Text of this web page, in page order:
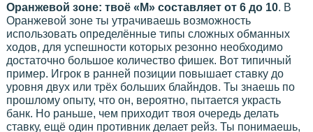
Оранжевой зоне: твоё «М» составляет от 6 до 10. В
Оранжевой зоне ты утрачиваешь возможность
использовать определённые типы сложных обманных
ходов, для успешности которых резонно необходимо
достаточно большое количество фишек. Вот типичный
пример. Игрок в ранней позиции повышает ставку до
уровня двух или трёх больших блайндов. Ты знаешь по
прошлому опыту, что он, вероятно, пытается украсть
банк. Но раньше, чем приходит твоя очередь делать
ставку, ещё один противник делает рейз. Ты понимаешь,